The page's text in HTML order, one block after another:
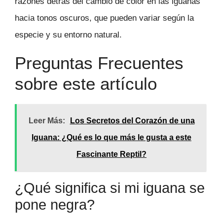
hacia tonos oscuros, que pueden variar según la
especie y su entorno natural.
Preguntas Frecuentes
sobre este artículo
Leer Más:
Los Secretos del Corazón de una
Iguana: ¿Qué es lo que más le gusta a este
Fascinante Reptil?
¿Qué significa si mi iguana se
pone negra?